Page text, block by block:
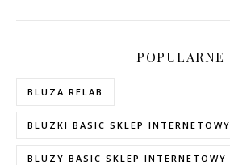
POPULARNE
BLUZA RELAB
BLUZKI BASIC SKLEP INTERNETOWY
BLUZY BASIC SKLEP INTERNETOWY